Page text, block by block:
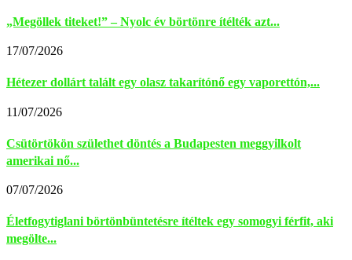
„Megöllek titeket!” – Nyolc év börtönre ítélték azt...
17/07/2026
Hétezer dollárt talált egy olasz takarítónő egy vaporettón,...
11/07/2026
Csütörtökön születhet döntés a Budapesten meggyilkolt
amerikai nő...
07/07/2026
Életfogytiglani börtönbüntetésre ítéltek egy somogyi férfit, aki
megölte...